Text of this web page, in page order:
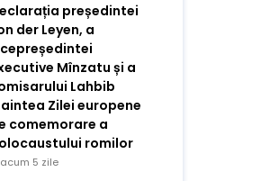
președintei
der Leyen, a
Mînzatu și a
Lahbib
Zilei europene
comemorare a
romilor
acum 5 zile